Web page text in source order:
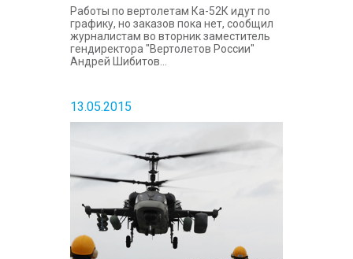
Работы по вертолетам Ка-52К идут по
графику, но заказов пока нет, сообщил
журналистам во вторник заместитель
гендиректора "Вертолетов России"
Андрей Шибитов...
13.05.2015